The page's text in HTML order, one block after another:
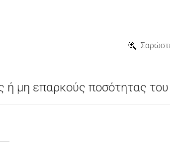
ή μη επαρκούς ποσότητας